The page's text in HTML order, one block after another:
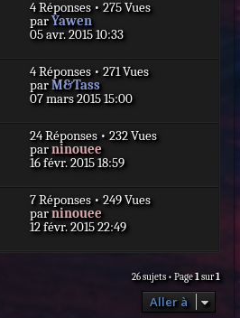
e
s
s
a
e
i
e
r
e
s
s
a
e
4 Réponses • 275 Vues
D
e
i
e
r
e
s
s
a
e
parYawen
05 avr. 2015 10:33
4 Réponses • 271 Vues
D
e
i
e
r
e
s
s
a
parM&Tass
07 mars 2015 15:00
24 Réponses • 232 Vues
D
e
i
e
r
parninouee
16 févr. 2015 18:59
7 Réponses • 249 Vues
D
e
parninouee
12 févr. 2015 22:49
26 sujets • Page1sur1
Aller à